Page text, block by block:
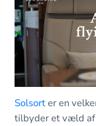
Solsorter en
tilbyder et væld af